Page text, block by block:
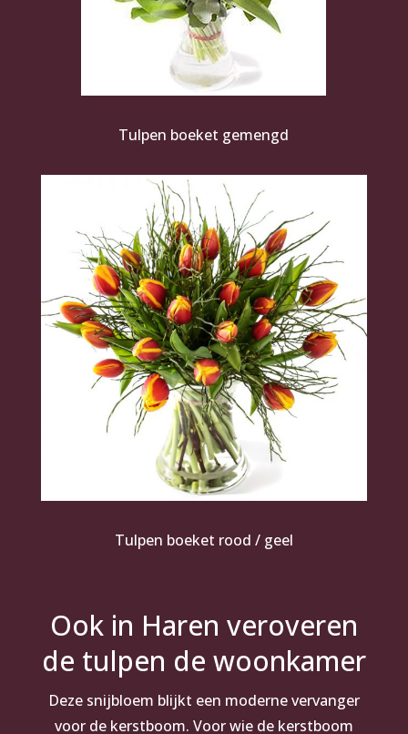
Tulpen boeket gemengd
Tulpen boeket rood / geel
Ook in Haren veroveren
de tulpen de woonkamer
Deze snijbloem blijkt een moderne vervanger
voor de kerstboom. Voor wie de kerstboom